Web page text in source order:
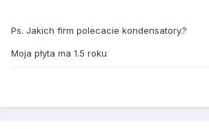
Ps. Jakich firm polecacie kondensatory.?
Moja płyta ma 1.5 roku